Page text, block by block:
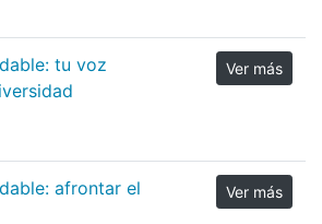
tu voz
Ver más
afrontar el
Ver más